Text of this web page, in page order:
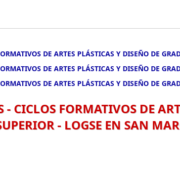
DE ARTES PLÁSTICAS Y DISEÑO DE
DE ARTES PLÁSTICAS Y DISEÑO DE
DE ARTES PLÁSTICAS Y DISEÑO DE
- CICLOS FORMATIVOS DE
- LOGSE EN SAN